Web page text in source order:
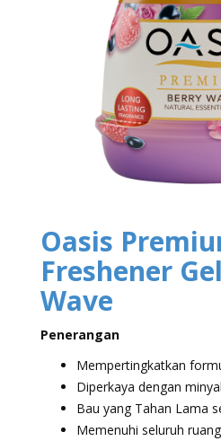
Oasis
Freshener
Wave
Penerangan
Mempertingkatkan
Diperkaya dengan
Bau yang Tahan Lama
Memenuhi seluruh